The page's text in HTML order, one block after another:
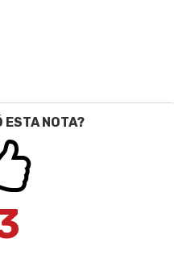
ESTA NOTA?